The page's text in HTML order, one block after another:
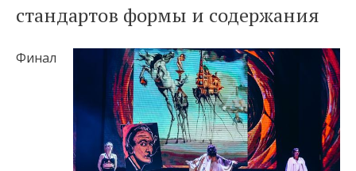
стандартов формы и содержания
Финал